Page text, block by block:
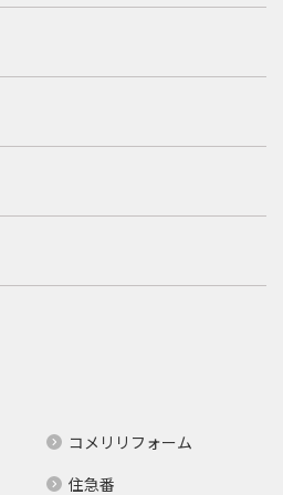
コメリリフォーム
住急番